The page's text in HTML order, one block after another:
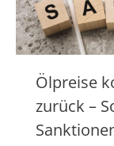
Ölpreise
zurück –